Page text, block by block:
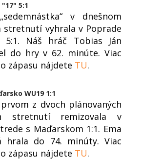
5:1
v dnešnom
stretnutí vyhrala v Poprade
5:1. Náš hráč Tobias Ján
do hry v 62. minúte. Viac
zápasu nájdete TU.
WU19 1:1
prvom z dvoch plánovaných
stretnutí remizovala v
s Maďarskom 1:1. Ema
hrala do 74. minúty. Viac
zápasu nájdete TU.